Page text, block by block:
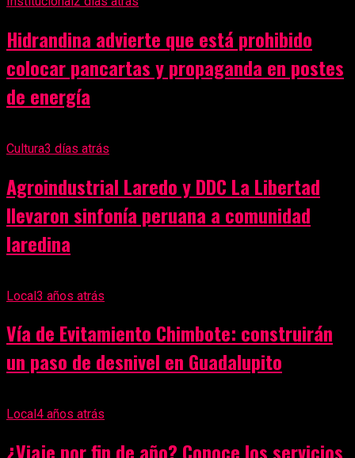
Hidrandina advierte que está prohibido
colocar pancartas y propaganda en postes
de energía
Cultura3 días atrás
Agroindustrial Laredo y DDC La Libertad
llevaron sinfonía peruana a comunidad
laredina
Local3 años atrás
Vía de Evitamiento Chimbote: construirán
un paso de desnivel en Guadalupito
Local 4 años atrás
¿Viaje por fin de año? Conoce los servicios